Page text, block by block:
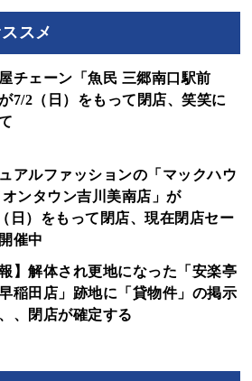
スメ
チェーン「魚民 三郷南口駅前
7/2（日）をもって閉店、笑笑に
アルファッションの「マックハウ
オンタウン吉川美南店」が
日）をもって閉店、現在閉店セー
催中
報】解体され更地になった「安楽亭
稲田店」跡地に「貸物件」の掲示
、閉店が確定する